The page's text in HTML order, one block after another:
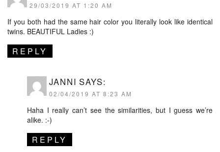
29/03/2019 AT 1:20 AM
If you both had the same hair color you literally look like identical
twins. BEAUTIFUL Ladies :)
REPLY
JANNI SAYS:
02/04/2019 AT 8:23 AM
Haha I really can’t see the similarities, but I guess we’re
alike. :-)
REPLY